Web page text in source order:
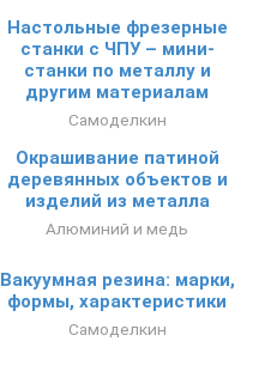
Настольные фрезерные
станки с ЧПУ – мини-
станки по металлу и
другим материалам
Самоделкин
Окрашивание патиной
деревянных объектов и
изделий из металла
Алюминий и медь
Вакуумная резина: марки,
формы, характеристики
Самоделкин